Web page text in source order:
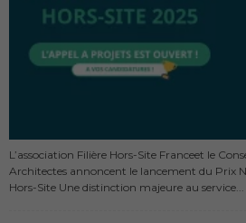
L’association Filière Hors-Site Franceet le
Architectes annoncent le lancement du Prix
Hors-Site Une distinction majeure au service...